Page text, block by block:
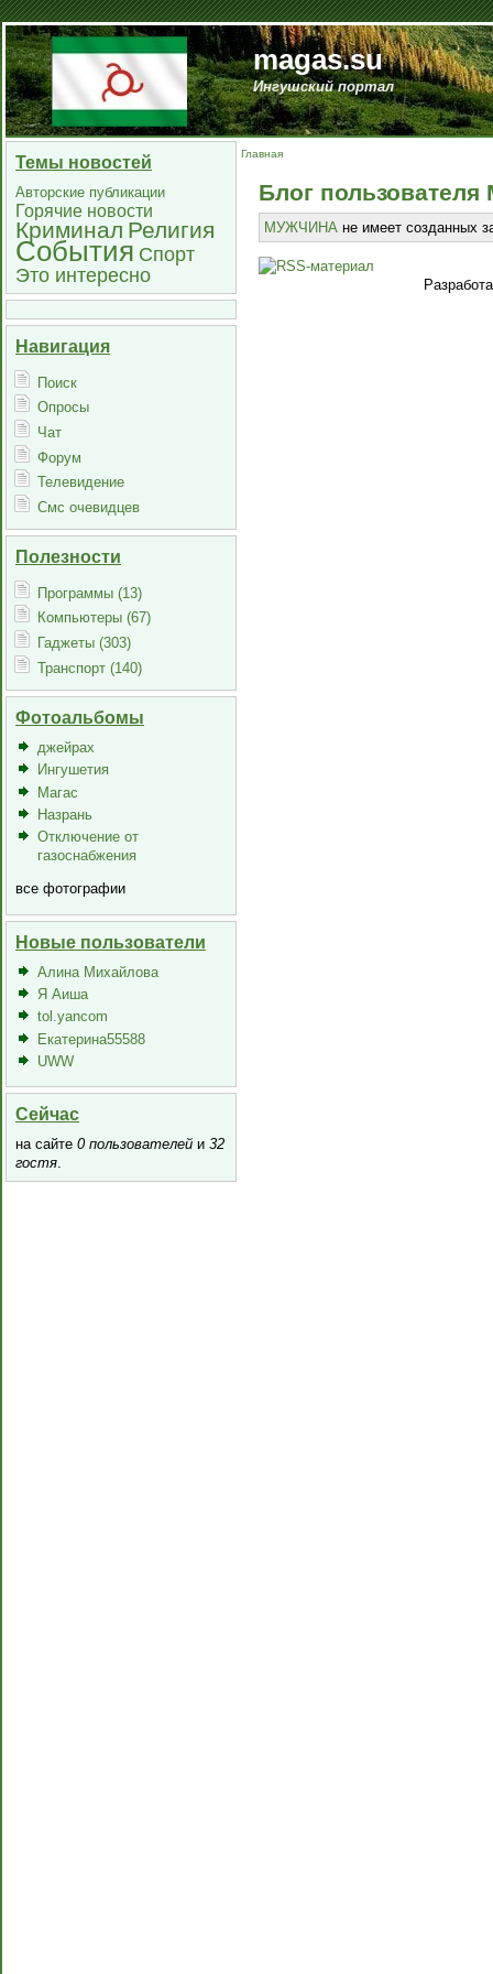
magas.su
Ингушский портал
Темы новостей
Авторские публикации
Горячие новости
Криминал Религия
События Спорт
Это интересно
Навигация
Поиск
Опросы
Чат
Форум
Телевидение
Смс очевидцев
Полезности
Программы (13)
Компьютеры (67)
Гаджеты (303)
Транспорт (140)
Фотоальбомы
джейрах
Ингушетия
Магас
Назрань
Отключение от
газоснабжения
все фотографии
Новые пользователи
Алина Михайлова
Я Аиша
tol.yancom
Екатерина55588
UWW
Сейчас
на сайте 0 пользователей и 32
гостя.
Главная
Блог
МУЖЧИНАне имеет созданных